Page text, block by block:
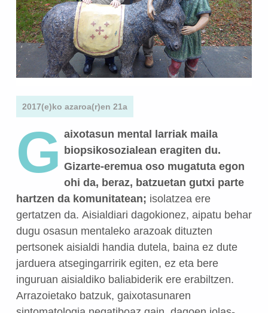
2017(e)ko azaroa(r)en 21a
G aixotasun mental larriak maila
biopsikosozialean eragiten du.
Gizarte-eremua oso mugatuta egon
ohi da, beraz, batzuetan gutxi parte
hartzen da komunitatean; isolatzea ere
gertatzen da. Aisialdiari dagokionez, aipatu behar
dugu osasun mentaleko arazoak dituzten
pertsonek aisialdi handia dutela, baina ez dute
jarduera atsegingarririk egiten, ez eta bere
inguruan aisialdiko baliabiderik ere erabiltzen.
Arrazoietako batzuk, gaixotasunaren